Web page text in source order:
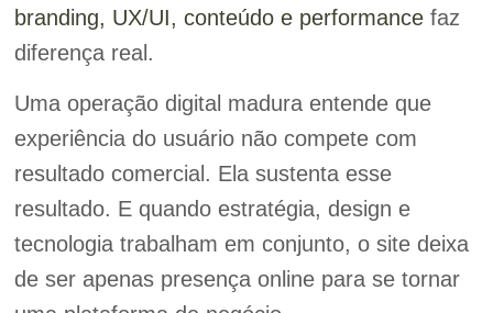
branding, UX/UI, conteúdo e performancefaz
diferença real.
Uma operação digital madura entende que
experiência do usuário não compete com
resultado comercial. Ela sustenta esse
resultado. E quando estratégia, design e
tecnologia trabalham em conjunto, o site deixa
de ser apenas presença online para se tornar